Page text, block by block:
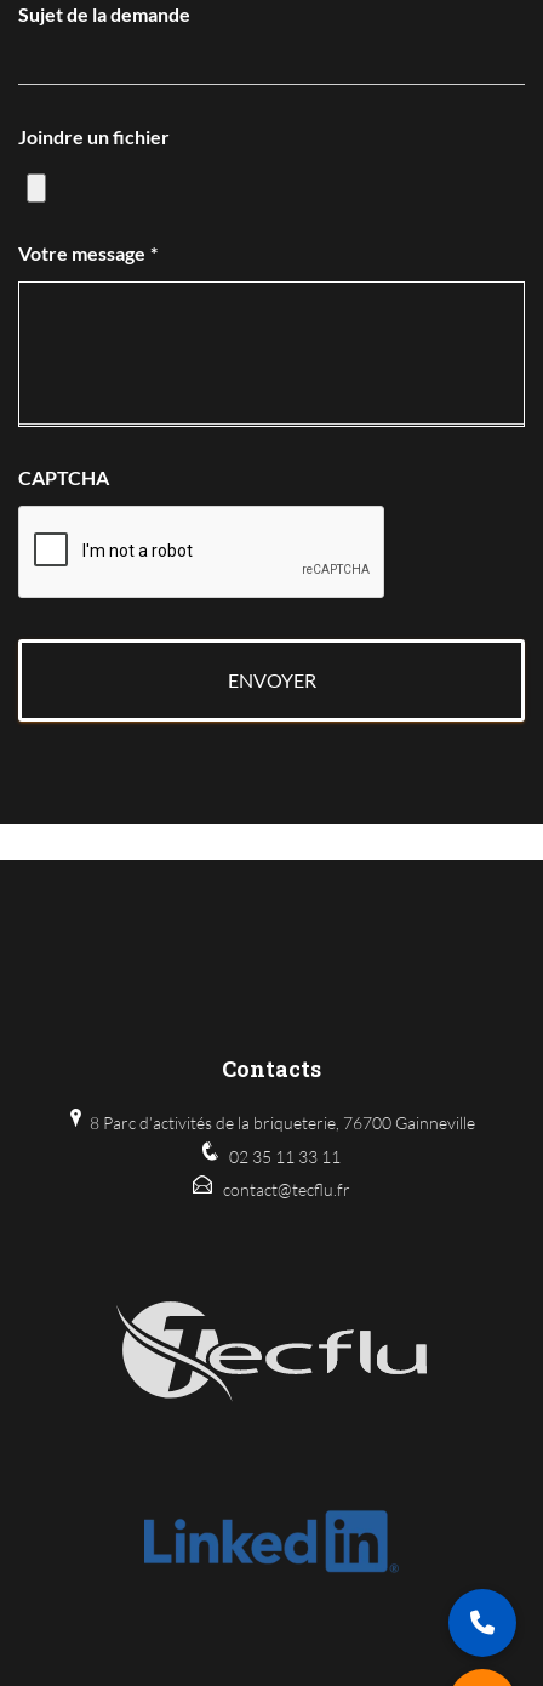
Sujet de la demande
Joindre un fichier
Votre message *
CAPTCHA
Contacts
8 Parc d’activités de la briqueterie, 76700 Gainneville
02 35 11 33 11
contact@tecflu.fr